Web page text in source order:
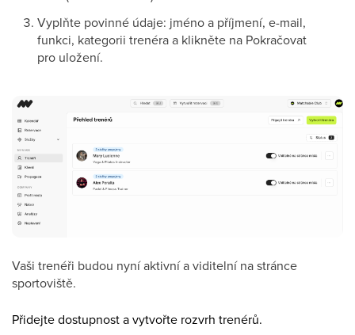
Vyplňte povinné údaje: jméno a příjmení, e-mail,
funkci, kategorii trenéra a klikněte na Pokračovat
pro uložení.
Vaši trenéři budou nyní aktivní a viditelní na stránce
sportoviště.
Přidejte dostupnost a vytvořte rozvrh trenérů.